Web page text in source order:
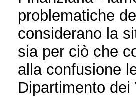
problematiche
considerano la
sia per ciò che
alla confusione
Dipartimento